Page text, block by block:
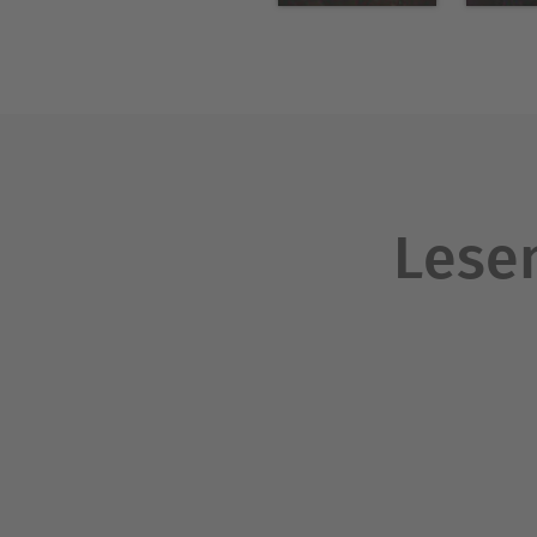
Ich fliege!, denkst du. Ich